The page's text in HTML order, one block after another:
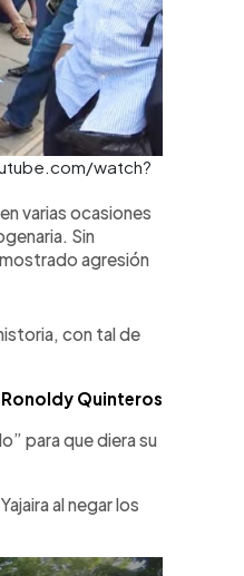
watch?
varias ocasiones
Sin
agresión
con tal de
Quinteros
para que diera su
al negar los